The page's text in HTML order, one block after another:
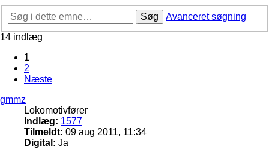
Søg
Avanceret søgning
14 indlæg
1
2
Næste
gmmz
Lokomotivfører
Indlæg: 1577
Tilmeldt: 09 aug 2011, 11:34
Digital: Ja